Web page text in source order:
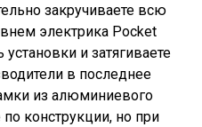
закручиваете всю
электрика Pocket
и затягиваете
в последнее
из алюминиевого
конструкции, но при